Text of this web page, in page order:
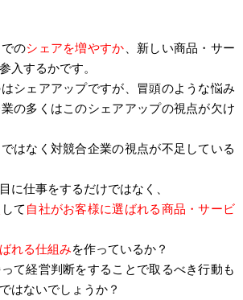
のシェアを増やすか、新しい商品・サー
入するかです。
シェアアップですが、冒頭のような悩み
の多くはこのシェアアップの視点が欠け
はなく対競合企業の視点が不足している
に仕事をするだけではなく、
して 自社がお客様に選ばれる商品・サービ
れる仕組みを作っているか？
て経営判断をすることで取るべき行動も
はないでしょうか？